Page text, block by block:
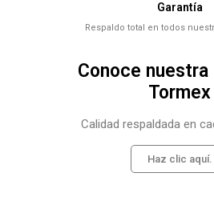
Garantía
Respaldo total en todos
Conoce
Tormex
Calidad respaldada en
Haz clic aquí.